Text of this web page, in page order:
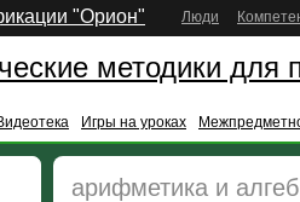
"Орион" Люди
методики для
Игры на уроках
арифметика и